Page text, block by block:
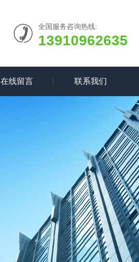
全国服务咨询热线:
13910962635
在线留言 联系我们